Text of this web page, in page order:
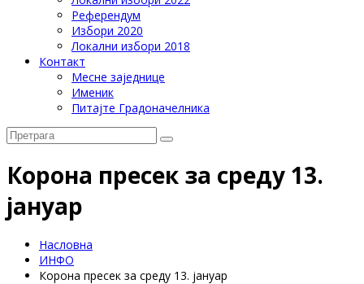
Референдум
Избори 2020
Локални избори 2018
Контакт
Месне заједнице
Именик
Питајте Градоначелника
Корона пресек за среду 13.
јануар
Насловна
ИНФО
Корона пресек за среду 13. јануар